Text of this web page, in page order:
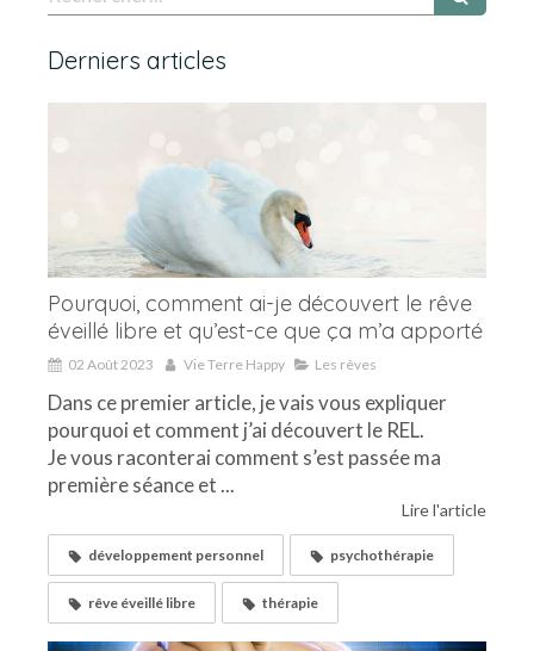
Derniers articles
Pourquoi, comment ai-je découvert le rêve
éveillé libre et qu’est-ce que ça m’a apporté
02 Août 2023 Vie Terre Happy Les rêves
Dans ce premier article, je vais vous expliquer
pourquoi et comment j’ai découvert le REL.
Je vous raconterai comment s’est passée ma
première séance et ...
Lire l'article
développement personnel psychothérapie
rêve éveillé libre thérapie